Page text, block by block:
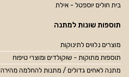
בית חולים יוספטל - אילת
תוספות שונות למתנה
מוצרים נלווים לתינוקות
תוספות מתוקות - שוקולדים ומוצרי טיפוח
מתנה לאחים גדולים / מתנות להחלמה מהירה